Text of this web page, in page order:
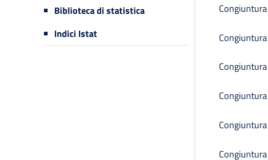
Biblioteca di statistica
Indici Istat